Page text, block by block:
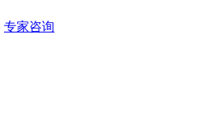
专家咨询